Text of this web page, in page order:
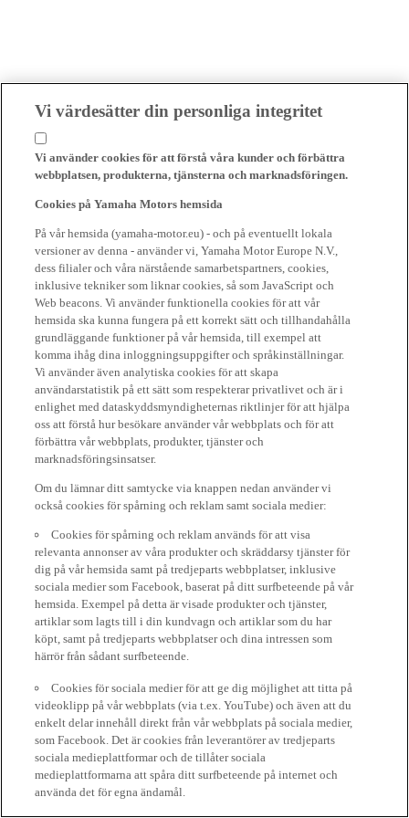
Vi värdesätter din personliga integritet
Vi använder cookies för att förstå våra kunder och förbättra
webbplatsen, produkterna, tjänsterna och marknadsföringen.
Cookies på Yamaha Motors hemsida
På vår hemsida (yamaha-motor.eu) - och på eventuellt lokala
versioner av denna - använder vi, Yamaha Motor Europe N.V.,
dess filialer och våra närstående samarbetspartners, cookies,
inklusive tekniker som liknar cookies, så som JavaScript och
Web beacons. Vi använder funktionella cookies för att vår
hemsida ska kunna fungera på ett korrekt sätt och tillhandahålla
grundläggande funktioner på vår hemsida, till exempel att
komma ihåg dina inloggningsuppgifter och språkinställningar.
Vi använder även analytiska cookies för att skapa
användarstatistik på ett sätt som respekterar privatlivet och är i
enlighet med dataskyddsmyndigheternas riktlinjer för att hjälpa
oss att förstå hur besökare använder vår webbplats och för att
förbättra vår webbplats, produkter, tjänster och
marknadsföringsinsatser.
Om du lämnar ditt samtycke via knappen nedan använder vi
också cookies för spårning och reklam samt sociala medier:
Cookies för spårning och reklam används för att visa
relevanta annonser av våra produkter och skräddarsy tjänster för
dig på vår hemsida samt på tredjeparts webbplatser, inklusive
sociala medier som Facebook, baserat på ditt surfbeteende på vår
hemsida. Exempel på detta är visade produkter och tjänster,
artiklar som lagts till i din kundvagn och artiklar som du har
köpt, samt på tredjeparts webbplatser och dina intressen som
härrör från sådant surfbeteende.
Cookies för sociala medier för att ge dig möjlighet att titta på
videoklipp på vår webbplats (via t.ex. YouTube) och även att du
enkelt delar innehåll direkt från vår webbplats på sociala medier,
som Facebook. Det är cookies från leverantörer av tredjeparts
sociala medieplattformar och de tillåter sociala
medieplattformarna att spåra ditt surfbeteende på internet och
använda det för egna ändamål.